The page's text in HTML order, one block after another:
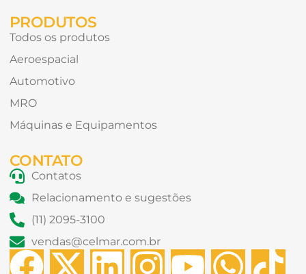
PRODUTOS
Todos os produtos
Aeroespacial
Automotivo
MRO
Máquinas e Equipamentos
CONTATO
Contatos
Relacionamento e sugestões
(11) 2095-3100
vendas@celmar.com.br
F X L I Y W T